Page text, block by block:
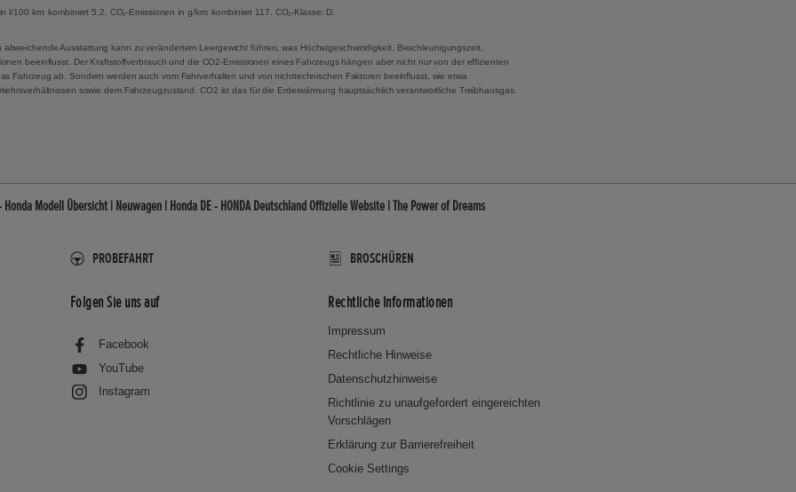
l/100 km: kombiniert 5,2. CO₂-Emissionen in g/km: kombiniert 117. CO₂-Klasse: D.
Ausstattung kann zu verändertem Leergewicht führen, was Höchstgeschwindigkeit, Beschleunigungszeit,
beeinflusst. Der Kraftstoffverbrauch und die CO2-Emissionen eines Fahrzeugs hängen aber nicht nur von der effizienten
Fahrzeug ab. Sondern werden auch vom Fahrverhalten und von nichttechnischen Faktoren beeinflusst, wie etwa
sowie dem Fahrzeugzustand. CO2 ist das für die Erderwärmung hauptsächlich verantwortliche Treibhausgas.
Modell Übersicht | Neuwagen | Honda DE - HONDA Deutschland Offizielle Website | The Power of Dreams
PROBEFAHRT BROSCHÜREN
Folgen Sie uns auf
Facebook
YouTube
Instagram
Rechtliche Informationen
Impressum
Rechtliche Hinweise
Datenschutzhinweise
Richtlinie zu unaufgefordert eingereichten
Vorschlägen
Erklärung zur Barrierefreiheit
Cookie Settings